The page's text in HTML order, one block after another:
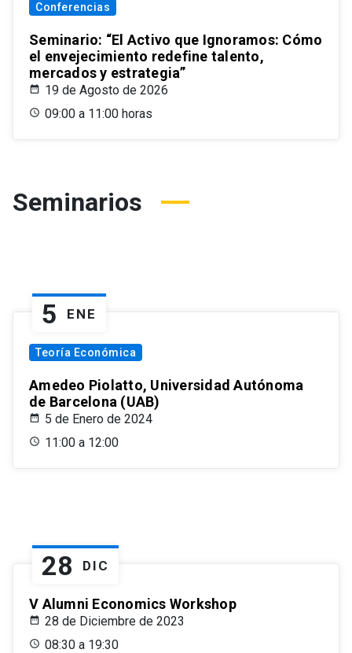
Conferencias
Seminario: “El Activo que Ignoramos: Cómo
el envejecimiento redefine talento,
mercados y estrategia”
19 de Agosto de 2026
09:00 a 11:00 horas
Seminarios
5 ENE
Teoría Económica
Amedeo Piolatto, Universidad Autónoma
de Barcelona (UAB)
5 de Enero de 2024
11:00 a 12:00
28 DIC
V Alumni Economics Workshop
28 de Diciembre de 2023
08:30 a 19:30